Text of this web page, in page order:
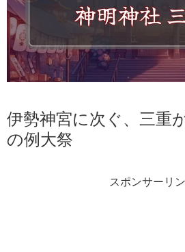
伊勢神宮に次ぐ、三重
の例大祭
スポンサーリ